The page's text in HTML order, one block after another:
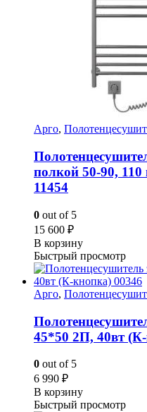
Арго,
полкой 50-90,
11454
0 out of 5
15 600 ₽
В корзину
Быстрый просмотр
Арго,
45*50 2П, 40вт
0 out of 5
6 990 ₽
В корзину
Быстрый просмотр